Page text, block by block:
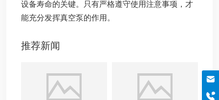
设备寿命的关键。只有严格遵守使用注意事项，才
能充分发挥真空泵的作用。
推荐新闻
邮箱
szboyo@foxmail.com
于经理